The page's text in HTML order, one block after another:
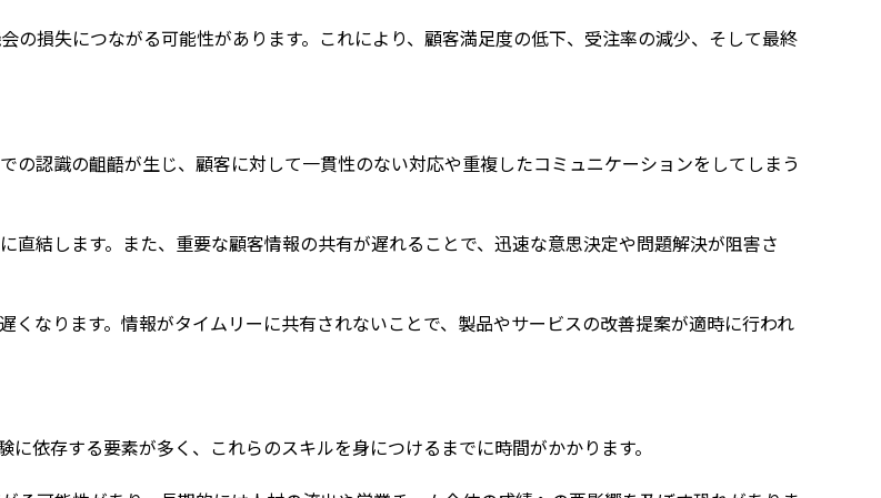
の損失につながる可能性があります。これにより、顧客満足度の低下、受注率の減少、そして最終
認識の齟齬が生じ、顧客に対して一貫性のない対応や重複したコミュニケーションをしてしまう
結します。また、重要な顧客情報の共有が遅れることで、迅速な意思決定や問題解決が阻害さ
なります。情報がタイムリーに共有されないことで、製品やサービスの改善提案が適時に行われ
依存する要素が多く、これらのスキルを身につけるまでに時間がかかります。